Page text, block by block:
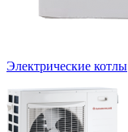
Электрические котлы